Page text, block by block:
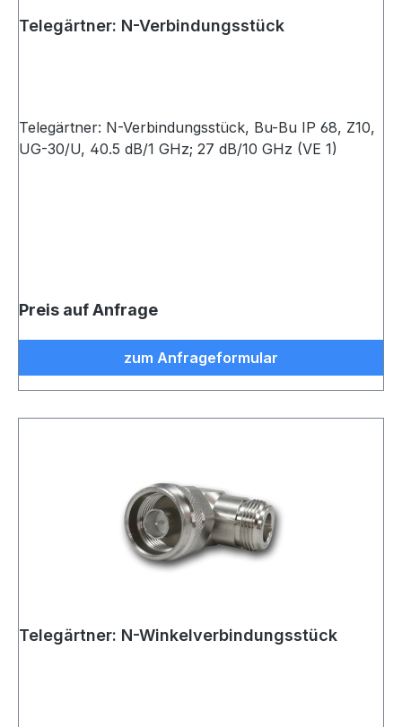
Telegärtner: N-Verbindungsstück
Telegärtner: N-Verbindungsstück, Bu-Bu IP 68, Z10,
UG-30/U, 40.5 dB/1 GHz; 27 dB/10 GHz (VE 1)
Preis auf Anfrage
zum Anfrageformular
Telegärtner: N-Winkelverbindungsstück